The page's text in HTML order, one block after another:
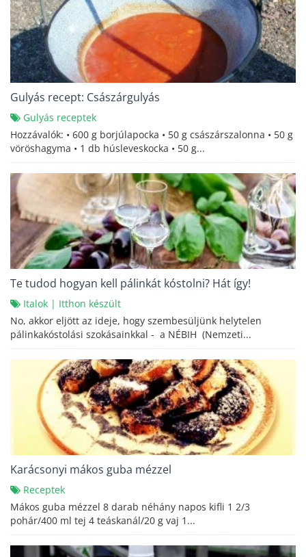
Gulyás recept: Császárgulyás
Gulyás receptek
Hozzávalók: • 600 g borjúlapocka • 50 g császárszalonna • 50 g
vöröshagyma • 1 db húsleveskocka • 50 g...
Te tudod hogyan kell pálinkát kóstolni? Hát így!
Italok | Itthon készült
No, akkor eljött az ideje, hogy szembesüljünk helytelen
pálinkakóstolási szokásainkkal - a NÉBIH (Nemzeti...
Karácsonyi mákos guba mézzel
Receptek
Mákos guba mézzel 8 darab néhány napos kifli 1 2/3
pohár/400 ml tej 4 teáskanál/20 g vaj 1...